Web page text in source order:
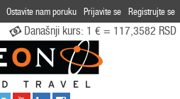
Ostavite nam poruku Prijavite se Registrujte se
Današnji kurs: 1 € = 117,3582 RSD